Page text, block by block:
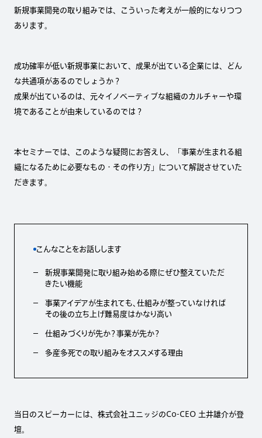
新規事業開発の取り組みでは、こういった考えが一般的になりつつ
あります。
成功確率が低い新規事業において、成果が出ている企業には、どん
な共通項があるのでしょうか？
成果が出ているのは、元々イノベーティブな組織のカルチャーや環
境であることが由来しているのでは？
本セミナーでは、このような疑問にお答えし、「事業が生まれる組
織になるために必要なもの・その作り方」について解説させていた
だきます。
こんなことをお話しします
新規事業開発に取り組み始める際にぜひ整えていただ
きたい機能
事業アイデアが生まれても、仕組みが整っていなければ
その後の立ち上げ難易度はかなり高い
仕組みづくりが先か？事業が先か？
多産多死での取り組みをオススメする理由
当日のスピーカーには、株式会社ユニッジのCo-CEO 土井雄介が登
壇。